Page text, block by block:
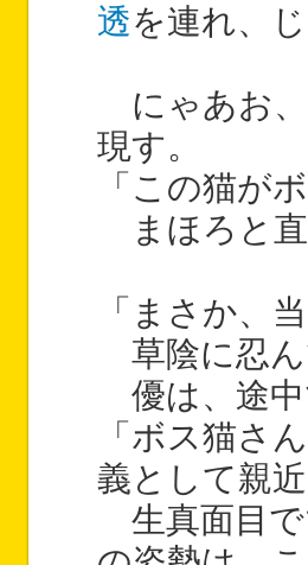
透を連れ、
にゃあお、
現す。
「この猫が
まほろと直
「まさか、
草陰に忍ん
優は、途
「ボス猫さ
義として親
生真面目で